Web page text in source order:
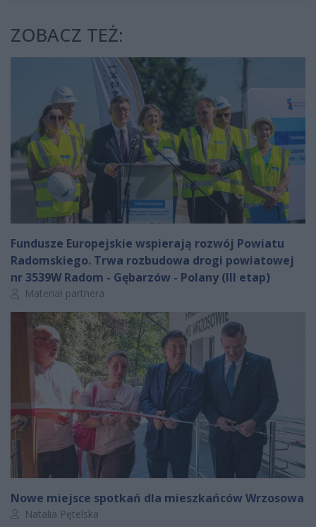
ZOBACZ TEŻ:
Fundusze Europejskie wspierają rozwój Powiatu
Radomskiego. Trwa rozbudowa drogi powiatowej
nr 3539W Radom - Gębarzów - Polany (III etap)
Autor artykułu:
Materiał partnera
Nowe miejsce spotkań dla mieszkańców Wrzosowa
Autor artykułu:
Natalia Pętelska